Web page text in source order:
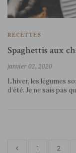
RECETTES
Spaghettis aux
janvier 02, 2020
L’hiver, les légumes
d’été. Je ne sais pas
1 2